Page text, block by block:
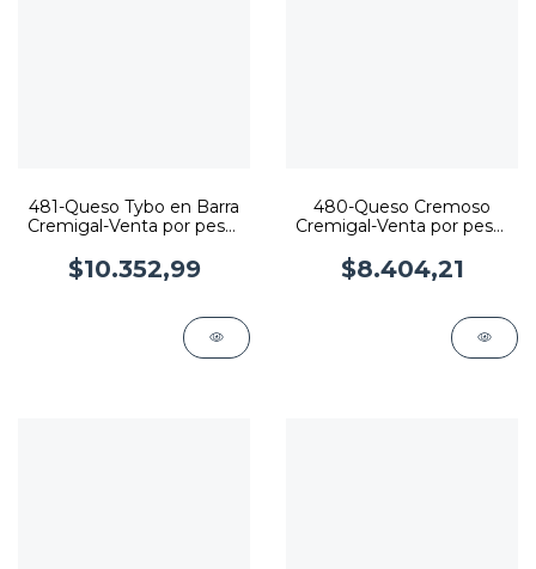
481-Queso Tybo en Barra
Cremigal-Venta por peso-
$10.352,99
480-Queso Cremoso
Cremigal-Venta por peso-
$8.404,21